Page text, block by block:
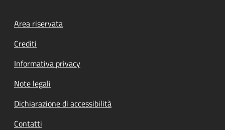
Footer menu
Area riservata
Crediti
Informativa privacy
Note legali
Dichiarazione di accessibilità
Contatti